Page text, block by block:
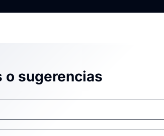
o sugerencias